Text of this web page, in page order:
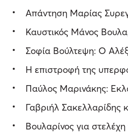
Απάντηση Μαρίας
Καυστικός Μάνος
Σοφία Βούλτεψη: Ο
Η επιστροφή της
Παύλος Μαρινάκης:
Γαβριήλ
Βουλαρίνος για